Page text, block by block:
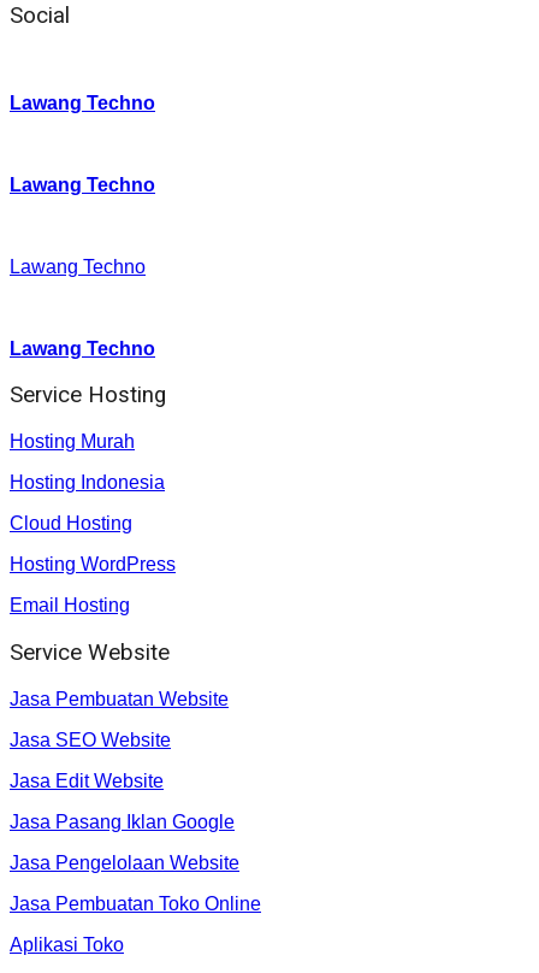
Social
Lawang Techno
Lawang Techno
Lawang Techno
Lawang Techno
Service Hosting
Hosting Murah
Hosting Indonesia
Cloud Hosting
Hosting WordPress
Email Hosting
Service Website
Jasa Pembuatan Website
Jasa SEO Website
Jasa Edit Website
Jasa Pasang Iklan Google
Jasa Pengelolaan Website
Jasa Pembuatan Toko Online
Aplikasi Toko